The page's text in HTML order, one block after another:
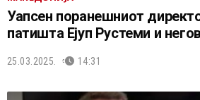
Уапсен поранешниот
патишта Ејуп Рустеми и
25.03.2025. 14:31